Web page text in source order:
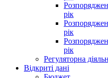
рік
рік
рік
Регуляторна
Відкриті дані